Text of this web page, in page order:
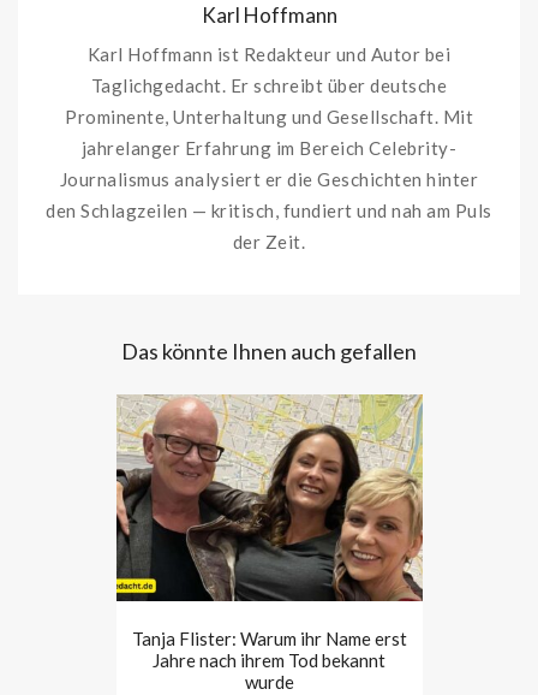
Karl Hoffmann
Karl Hoffmann ist Redakteur und Autor bei
Taglichgedacht. Er schreibt über deutsche
Prominente, Unterhaltung und Gesellschaft. Mit
jahrelanger Erfahrung im Bereich Celebrity-
Journalismus analysiert er die Geschichten hinter
den Schlagzeilen — kritisch, fundiert und nah am Puls
der Zeit.
Das könnte Ihnen auch gefallen
Tanja Flister: Warum ihr Name erst
Jahre nach ihrem Tod bekannt
wurde